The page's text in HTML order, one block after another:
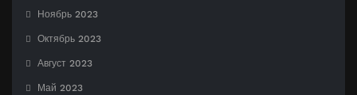
Ноябрь 2023
Октябрь 2023
Август 2023
Май 2023